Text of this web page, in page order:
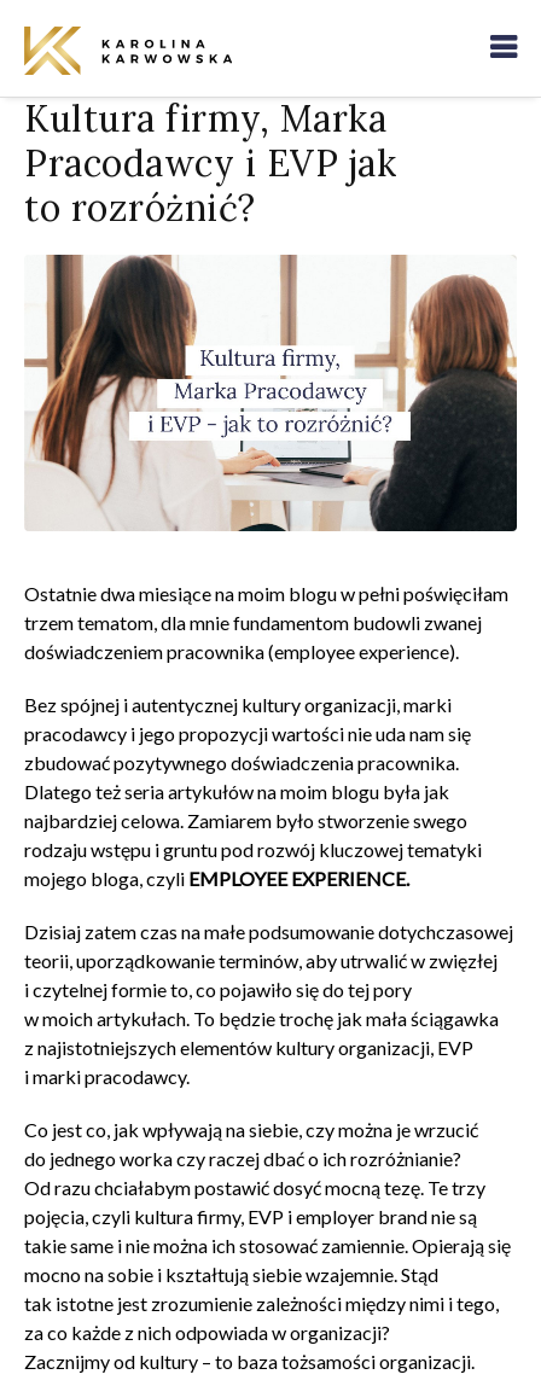
Kultura firmy, Marka
Pracodawcy i EVP jak
to rozróżnić?
Ostatnie dwa miesiące na moim blogu w pełni poświęciłam
trzem tematom, dla mnie fundamentom budowli zwanej
doświadczeniem pracownika (employee experience).
Bez spójnej i autentycznej kultury organizacji, marki
pracodawcy i jego propozycji wartości nie uda nam się
zbudować pozytywnego doświadczenia pracownika.
Dlatego też seria artykułów na moim blogu była jak
najbardziej celowa. Zamiarem było stworzenie swego
rodzaju wstępu i gruntu pod rozwój kluczowej tematyki
mojego bloga, czyli EMPLOYEE EXPERIENCE.
Dzisiaj zatem czas na małe podsumowanie dotychczasowej
teorii, uporządkowanie terminów, aby utrwalić w zwięzłej
i czytelnej formie to, co pojawiło się do tej pory
w moich artykułach. To będzie trochę jak mała ściągawka
z najistotniejszych elementów kultury organizacji, EVP
i marki pracodawcy.
Co jest co, jak wpływają na siebie, czy można je wrzucić
do jednego worka czy raczej dbać o ich rozróżnianie?
Od razu chciałabym postawić dosyć mocną tezę. Te trzy
pojęcia, czyli kultura firmy, EVP i employer brand nie są
takie same i nie można ich stosować zamiennie. Opierają się
mocno na sobie i kształtują siebie wzajemnie. Stąd
tak istotne jest zrozumienie zależności między nimi i tego,
za co każde z nich odpowiada w organizacji?
Zacznijmy od kultury – to baza tożsamości organizacji.